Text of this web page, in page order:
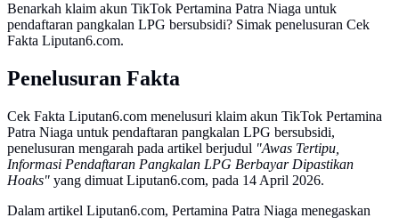
Benarkah klaim akun TikTok Pertamina Patra Niaga untuk
pendaftaran pangkalan LPG bersubsidi? Simak penelusuran Cek
Fakta Liputan6.com.
Penelusuran Fakta
Cek Fakta Liputan6.com menelusuri klaim akun TikTok Pertamina
Patra Niaga untuk pendaftaran pangkalan LPG bersubsidi,
penelusuran mengarah pada artikel berjudul "Awas Tertipu,
Informasi Pendaftaran Pangkalan LPG Berbayar Dipastikan
Hoaks" yang dimuat Liputan6.com, pada 14 April 2026.
Dalam artikel Liputan6.com, Pertamina Patra Niaga menegaskan